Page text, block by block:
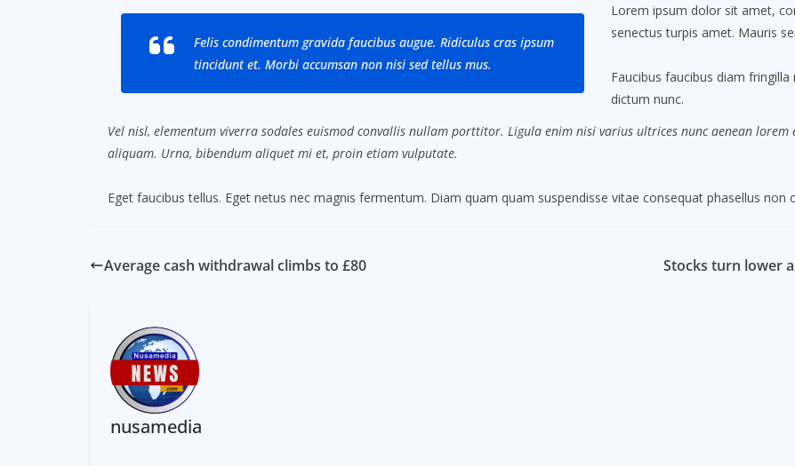
Felis condimentum gravida faucibus augue. Ridiculus cras ipsum
tincidunt et. Morbi accumsan non nisi sed tellus mus.
Lorem ipsum dolor sit amet,
senectus turpis amet. Mauris
Faucibus faucibus diam
dictum nunc.
Vel nisl, elementum viverra sodales euismod convallis nullam porttitor. Ligula enim nisi varius ultrices nunc aenean lorem
aliquam. Urna, bibendum aliquet mi et, proin etiam vulputate.
Eget faucibus tellus. Eget netus nec magnis fermentum. Diam quam quam suspendisse vitae consequat phasellus
Average cash withdrawal climbs to £80 Stocks turn lower
nusamedia